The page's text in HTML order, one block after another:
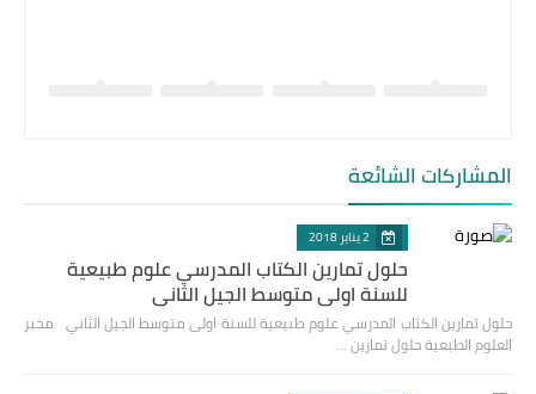
المشاركات الشائعة
2 يناير 2018
حلول تمارين الكتاب المدرسي علوم طبيعية
للسنة اولى متوسط الجيل الثاني
حلول تمارين الكتاب المدرسي علوم طبيعية للسنة اولى متوسط الجيل الثاني مخبر
العلوم الطبعية حلول تمارين …